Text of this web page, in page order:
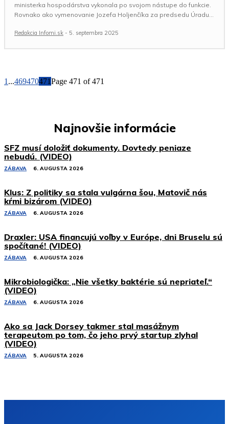
ministerka hospodárstva vykonala po svojom nástupe do funkcie.
Rovnako ako vymenovanie Jozefa Holjenčíka za predsedu Úradu...
Redakcia Infomi.sk - 5. septembra 2025
1...469470471Page 471 of 471
Najnovšie informácie
SFZ musí doložiť dokumenty. Dovtedy peniaze
nebudú. (VIDEO)
ZÁBAVA 6. AUGUSTA 2026
Klus: Z politiky sa stala vulgárna šou, Matovič nás
kŕmi bizárom (VIDEO)
ZÁBAVA 6. AUGUSTA 2026
Draxler: USA financujú voľby v Európe, dni Bruselu sú
spočítané! (VIDEO)
ZÁBAVA 6. AUGUSTA 2026
Mikrobiologička: „Nie všetky baktérie sú nepriateľ.“
(VIDEO)
ZÁBAVA 6. AUGUSTA 2026
Ako sa Jack Dorsey takmer stal masážnym
terapeutom po tom, čo jeho prvý startup zlyhal
(VIDEO)
ZÁBAVA 5. AUGUSTA 2026